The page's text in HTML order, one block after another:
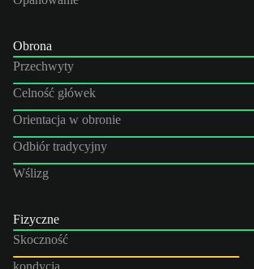
Obrona
Przechwyty
Celność główek
Orientacja w obronie
Odbiór tradycyjny
Wślizg
Fizyczne
Skoczność
kondycja